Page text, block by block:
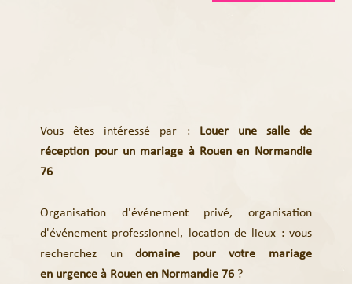
Vous êtes intéressé par : Louer une salle de
réception pour un mariage à Rouen en Normandie
76
Organisation d'événement privé, organisation
d'événement professionnel, location de lieux : vous
recherchez un domaine pour votre mariage
en urgence à Rouen en Normandie 76 ?